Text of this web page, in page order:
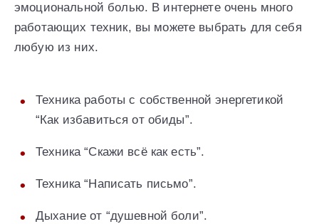
эмоциональной болью. В интернете очень много
работающих техник, вы можете выбрать для себя
любую из них.
Техника работы с собственной энергетикой
“Как избавиться от обиды”.
Техника “Скажи всё как есть”.
Техника “Написать письмо”.
Дыхание от “душевной боли”.